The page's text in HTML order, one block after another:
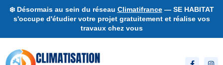
❄️ Désormais au sein du réseau Climatifrance— SE HABITAT
s'occupe d'étudier votre projet gratuitement et réalise vos
travaux chez vous